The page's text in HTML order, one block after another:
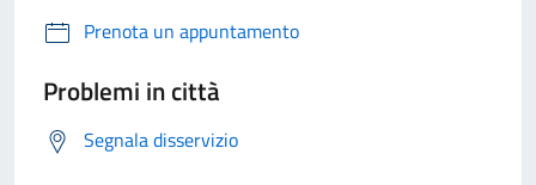
Prenota un appuntamento
Problemi in città
Segnala disservizio